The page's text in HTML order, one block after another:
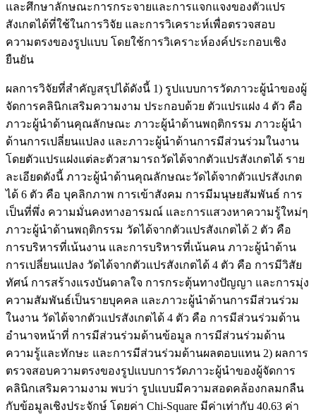
และศึกษาลักษณะการกระจายและการแจกแจงของตัวแปร
สังเกตได้ที่ใช้ในการวิจัย และการวิเคราะห์เพื่อตรวจสอบ
ความตรงของรูปแบบ โดยใช้การวิเคราะห์องค์ประกอบเชิง
ยืนยัน
ผลการวิจัยที่สำคัญสรุปได้ดังนี้ 1) รูปแบบการวัดภาวะผู้นำของผู้
จัดการคลินิกเสริมความงาม ประกอบด้วย ตัวแปรแฝง 4 ตัว คือ
ภาวะผู้นำด้านคุณลักษณะ ภาวะผู้นำด้านพฤติกรรม ภาวะผู้นำ
ด้านการเปลี่ยนแปลง และภาวะผู้นำด้านการมีส่วนร่วมในงาน
โดยตัวแปรแฝงแต่ละตัวสามารถวัดได้จากตัวแปรสังเกตได้ ราย
ละเอียดดังนี้ ภาวะผู้นำด้านคุณลักษณะวัดได้จากตัวแปรสังเกต
ได้ 6 ตัว คือ บุคลิกภาพ การเข้าสังคม การมีมนุษยสัมพันธ์ การ
เป็นที่พึ่ง ความมั่นคงทางอารมณ์ และการแสวงหาความรู้ใหม่ๆ
ภาวะผู้นำด้านพฤติกรรม วัดได้จากตัวแปรสังเกตได้ 2 ตัว คือ
การบริหารที่เน้นงาน และการบริหารที่เน้นคน ภาวะผู้นำด้าน
การเปลี่ยนแปลง วัดได้จากตัวแปรสังเกตได้ 4 ตัว คือ การมีวิสัย
ทัศน์ การสร้างแรงบันดาลใจ การกระตุ้นทางปัญญา และการมุ่ง
ความสัมพันธ์เป็นรายบุคคล และภาวะผู้นำด้านการมีส่วนร่วม
ในงาน วัดได้จากตัวแปรสังเกตได้ 4 ตัว คือ การมีส่วนร่วมด้าน
อำนาจหน้าที่ การมีส่วนร่วมด้านข้อมูล การมีส่วนร่วมด้าน
ความรู้และทักษะ และการมีส่วนร่วมด้านผลตอบแทน 2) ผลการ
ตรวจสอบความตรงของรูปแบบการวัดภาวะผู้นำของผู้จัดการ
คลินิกเสริมความงาม พบว่า รูปแบบมีความสอดคล้องกลมกลืน
กับข้อมูลเชิงประจักษ์ โดยค่า Chi-Square มีค่าเท่ากับ 40.63 ค่า